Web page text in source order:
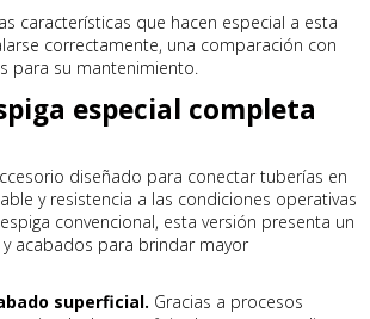
características que hacen especial a esta
correctamente, una comparación con
para su mantenimiento.
especial completa
diseñado para conectar tuberías en
y resistencia a las condiciones operativas
convencional, esta versión presenta un
acabados para brindar mayor
superficial. Gracias a procesos